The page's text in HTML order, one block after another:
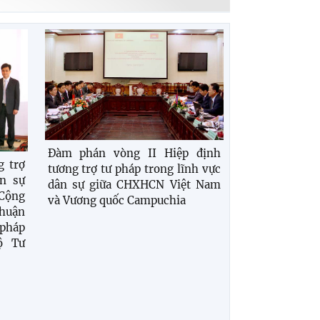
trợ
sự
Tư
Đàm phán vòng II Hiệp định
tương trợ tư pháp trong lĩnh vực
dân sự giữa CHXHCN Việt Nam
và Vương quốc Campuchia